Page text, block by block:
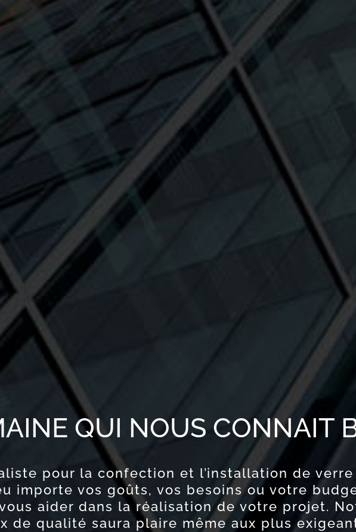
QUI NOUS CONNAIT
pour la confection et l’installation de
importe vos goûts, vos besoins ou votre
aider dans la réalisation de votre projet.
de qualité saura plaire même aux plus